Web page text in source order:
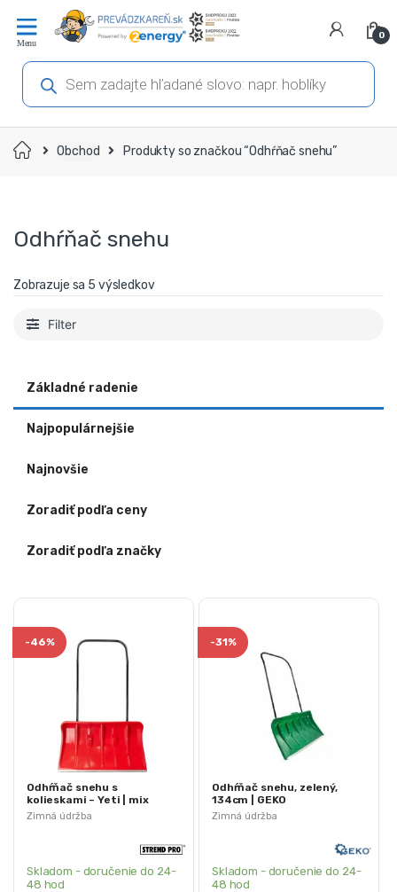
navigáciu
obsah
0
Products
search
Domov Obchod Produkty so značkou “Odhŕňač snehu”
Odhŕňač snehu
Zobrazuje sa 5 výsledkov
Filter
Základné radenie
Najpopulárnejšie
Najnovšie
Zoradiť podľa ceny
Zoradiť podľa značky
Zimná údržba
-46%
Odhŕňač snehu s
kolieskami – Yeti | mix
farieb
Skladom - doručenie do 24-
48 hod
Zimná údržba
-31%
Odhŕňač snehu, zelený,
134cm | GEKO
Skladom - doručenie do 24-
48 hod